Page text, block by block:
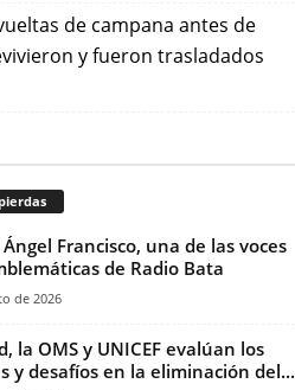
de campana antes de
y fueron trasladados
Ángel Francisco, una de las voces
de Radio Bata
de 2026
la OMS y UNICEF evalúan los
y desafíos en la eliminación del...